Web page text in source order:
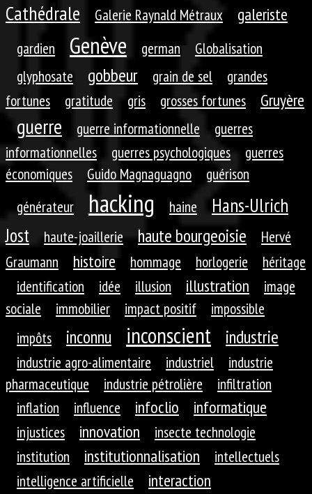
Cathédrale
Galerie Raynald Métraux galeriste
gardien Genève german
Globalisation
glyphosate
gobbeur grain de sel
grandes
fortunes
gratitude gris grosses fortunes Gruyère
guerre guerre informationnelle
guerres
informationnelles
guerres psychologiques
guerres
économiques
Guido Magnaguagno
guérison
générateur
hacking haine
Hans-Ulrich
Jost
haute-joaillerie haute bourgeoisie
Hervé
Graumann
histoire hommage horlogerie
héritage
identification
idée illusion illustration
image
sociale
immobilier impact positif
impossible
impôts
inconnu inconscient industrie
industrie agro-alimentaire industriel
industrie
pharmaceutique
industrie pétrolière
infiltration
inflation
influence infoclio informatique
injustices innovation
insecte technologie
institution
institutionnalisation
intellectuels
intelligence artificielle
interaction